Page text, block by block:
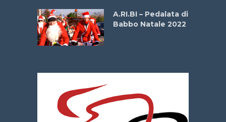
A.RI.BI – Pedalata di
Babbo Natale 2022